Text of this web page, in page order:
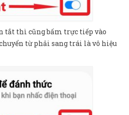
tắt thì cũng bấm trực tiếp vào
từ phải sang trái là vô hiệu